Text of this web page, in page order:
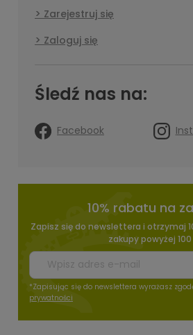
Zarejestruj się
Zaloguj się
Śledź nas na:
Facebook
10% rabatu na
Zapisz się do newslettera i otrzymaj
zakupy powyżej 100
*Zapisując się do newslettera wyrażasz
prywatności